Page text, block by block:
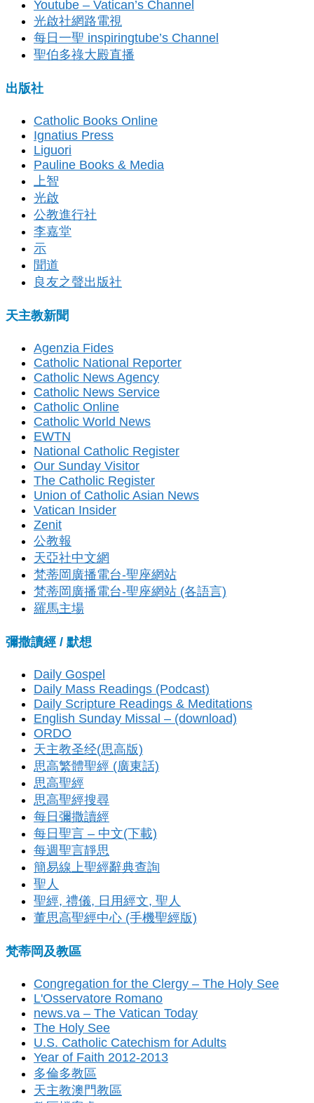
Youtube – Vatican’s Channel
光啟社網路電視
每日一聖 inspiringtube’s Channel
聖伯多祿大殿直播
出版社
Catholic Books Online
Ignatius Press
Liguori
Pauline Books & Media
上智
光啟
公教進行社
李嘉堂
示
聞道
良友之聲出版社
天主教新聞
Agenzia Fides
Catholic National Reporter
Catholic News Agency
Catholic News Service
Catholic Online
Catholic World News
EWTN
National Catholic Register
Our Sunday Visitor
The Catholic Register
Union of Catholic Asian News
Vatican Insider
Zenit
公教報
天亞社中文網
梵蒂岡廣播電台-聖座網站
梵蒂岡廣播電台-聖座網站 (各語言)
羅馬主場
彌撒讀經 / 默想
Daily Gospel
Daily Mass Readings (Podcast)
Daily Scripture Readings & Meditations
English Sunday Missal – (download)
ORDO
天主教圣经(思高版)
思高繁體聖經 (廣東話)
思高聖經
思高聖經搜尋
每日彌撒讀經
每日聖言 – 中文(下載)
每週聖言靜思
簡易線上聖經辭典查詢
聖人
聖經, 禮儀, 日用經文, 聖人
董思高聖經中心 (手機聖經版)
梵蒂岡及教區
Congregation for the Clergy – The Holy See
L'Osservatore Romano
news.va – The Vatican Today
The Holy See
U.S. Catholic Catechism for Adults
Year of Faith 2012-2013
多倫多教區
天主教澳門教區